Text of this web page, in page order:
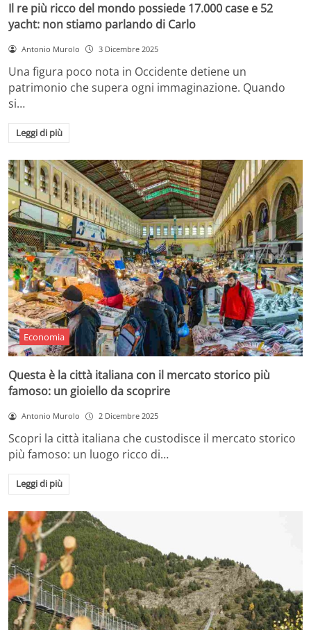
Il re più ricco del mondo possiede 17.000 case e 52
yacht: non stiamo parlando di Carlo
Antonio Murolo 3 Dicembre 2025
Una figura poco nota in Occidente detiene un
patrimonio che supera ogni immaginazione. Quando
si…
Leggi di più
Economia
Questa è la città italiana con il mercato storico più
famoso: un gioiello da scoprire
Antonio Murolo 2 Dicembre 2025
Scopri la città italiana che custodisce il mercato storico
più famoso: un luogo ricco di…
Leggi di più